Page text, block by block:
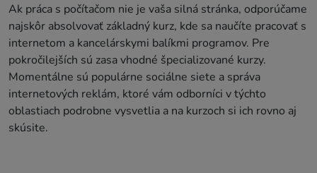
Ak práca s počítačom nie je vaša silná stránka, odporúčame
najskôr absolvovať základný kurz, kde sa naučíte pracovať s
internetom a kancelárskymi balíkmi programov. Pre
pokročilejších sú zasa vhodné špecializované kurzy.
Momentálne sú populárne sociálne siete a správa
internetových reklám, ktoré vám odborníci v týchto
oblastiach podrobne vysvetlia a na kurzoch si ich rovno aj
skúsite.